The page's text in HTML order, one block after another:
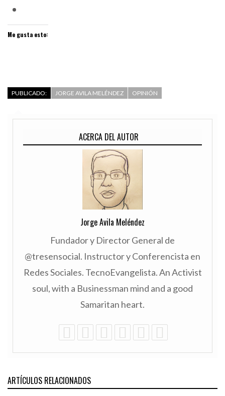
Me gusta esto:
PUBLICADO: JORGE AVILA MELÉNDEZ OPINIÓN
ACERCA DEL AUTOR
Jorge Avila Meléndez
Fundador y Director General de
@tresensocial. Instructor y Conferencista en
Redes Sociales. TecnoEvangelista. An Activist
soul, with a Businessman mind and a good
Samaritan heart.
ARTÍCULOS RELACIONADOS